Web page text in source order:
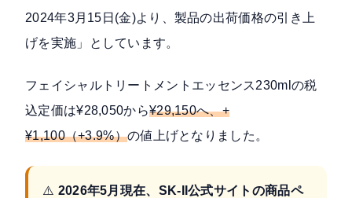
2024年3月15日(金)より、製品の出荷価格の引き上
げを実施」としています。
フェイシャルトリートメントエッセンス230mlの税
込定価は¥28,050から¥29,150へ、+
¥1,100（+3.9%）の値上げとなりました。
⚠️ 2026年5月現在、SK-II公式サイトの商品ペ